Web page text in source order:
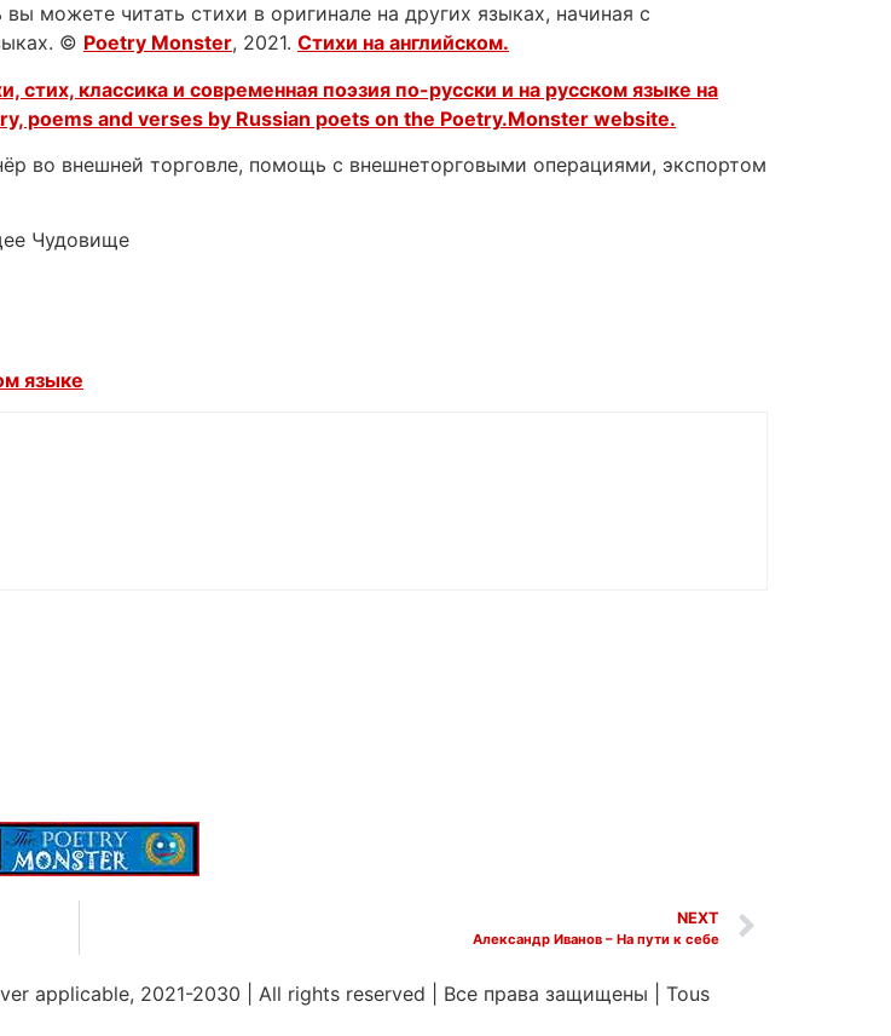
можете читать стихи в оригинале на других языках, начиная с
© Poetry Monster, 2021. Стихи на английском.
стих, классика и современная поэзия по-русски и на русском языке на
poems and verses by Russian poets on the Poetry.Monster website.
во внешней торговле, помощь с внешнеторговыми операциями, экспортом
Чудовище
языке
NEXT
Александр Иванов – На пути к себе
applicable, 2021-2030 All rights reserved Все права защищены
Tous